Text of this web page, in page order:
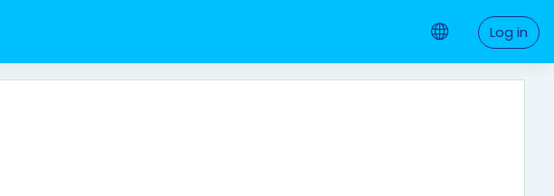
Log in